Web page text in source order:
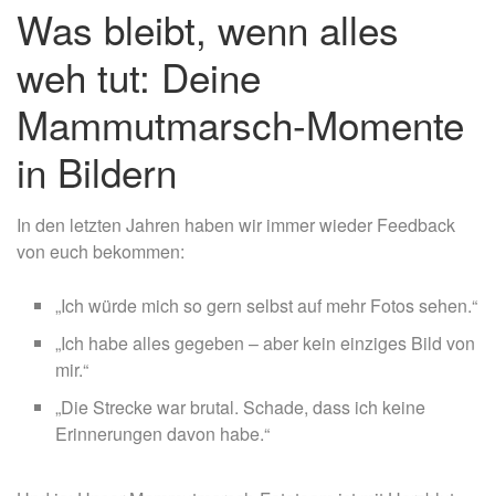
Was bleibt, wenn alles
weh tut: Deine
Mammutmarsch-Momente
in Bildern
In den letzten Jahren haben wir immer wieder Feedback
von euch bekommen:
„Ich würde mich so gern selbst auf mehr Fotos sehen.“
„Ich habe alles gegeben – aber kein einziges Bild von
mir.“
„Die Strecke war brutal. Schade, dass ich keine
Erinnerungen davon habe.“